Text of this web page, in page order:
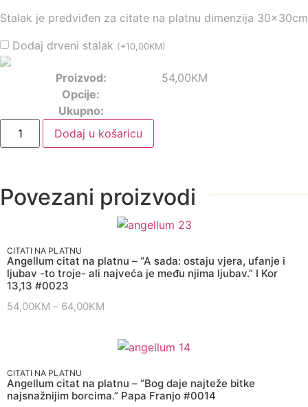
Stalak je predviđen za citate na platnu dimenzija 30x30cm
Dodaj drveni stalak (+10,00KM)
Proizvod: 54,00KM
Opcije:
Ukupno:
Dodaj u košaricu
Povezani proizvodi
CITATI NA PLATNU
Angellum citat na platnu – “A sada: ostaju vjera, ufanje i
ljubav -to troje- ali najveća je među njima ljubav.” I Kor
13,13 #0023
54,00KM – 64,00KM
CITATI NA PLATNU
Angellum citat na platnu – “Bog daje najteže bitke
najsnažnijim borcima.” Papa Franjo #0014